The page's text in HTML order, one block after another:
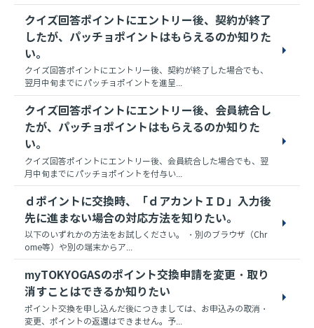
クイズ回答ポイントにエントリー後、契約が終了
したが、パッチョポイントはもらえるのか知りた
い。
クイズ回答ポイントにエントリー後、契約が終了した場合でも、
翌月中旬までにパッチョポイントを進呈...
クイズ回答ポイントにエントリー後、会員統合し
たが、パッチョポイントはもらえるのか知りた
い。
クイズ回答ポイントにエントリー後、会員統合した場合でも、翌
月中旬までにパッチョポイントを付与い...
ｄポイントに交換時、「ｄアカントＩＤ」入力後
先に進まない場合の対応方法を知りたい。
以下のいずれかの方法をお試しください。 ・別のブラウザ（Chr
ome等）や別の端末からア...
myTOKYOGASのポイント交換申請を変更・取り
消すことはできるか知りたい
ポイント交換を申し込んだ後につきましては、お申込みの取消・
変更、ポイントの返還はできません。予...